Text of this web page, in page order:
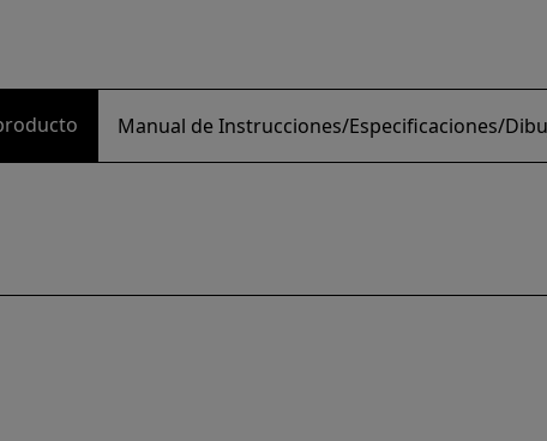
Manual de Instrucciones/Especificaciones/